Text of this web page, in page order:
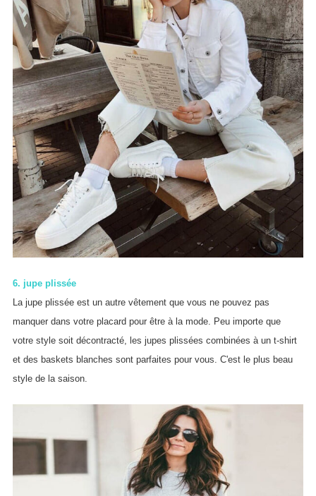
6. jupe plissée
La jupe plissée est un autre vêtement que vous ne pouvez pas
manquer dans votre placard pour être à la mode. Peu importe que
votre style soit décontracté, les jupes plissées combinées à un t-shirt
et des baskets blanches sont parfaites pour vous. C'est le plus beau
style de la saison.